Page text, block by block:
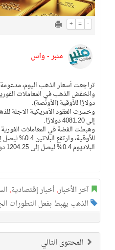
+ = -
منبر - واس
تراجعت ‌أسعار الذهب اليوم،
دولارًا للأوقية (الأونصة).
إلى 4081.20 دولارًا.
البلاديوم 0.4% ليصل إلى 1204.25 دولارات.
آخر الأخبار,أخبار إقتصادية,
الذهب يهبط بفعل التطورات
المحتوى التالي